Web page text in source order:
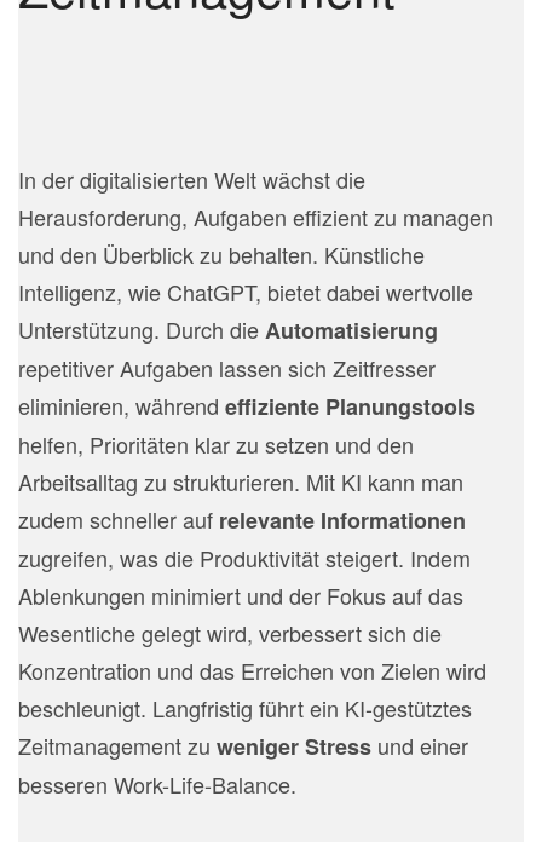
In der digitalisierten Welt wächst die
Herausforderung, Aufgaben effizient zu managen
und den Überblick zu behalten. Künstliche
Intelligenz, wie ChatGPT, bietet dabei wertvolle
Unterstützung. Durch dieAutomatisierung
repetitiver Aufgaben lassen sich Zeitfresser
eliminieren, während effiziente Planungstools
helfen, Prioritäten klar zu setzen und den
Arbeitsalltag zu strukturieren. Mit KI kann man
zudem schneller auf relevante Informationen
zugreifen, was die Produktivität steigert. Indem
Ablenkungen minimiert und der Fokus auf das
Wesentliche gelegt wird, verbessert sich die
Konzentration und das Erreichen von Zielen wird
beschleunigt. Langfristig führt ein KI-gestütztes
Zeitmanagement zu weniger Stress und einer
besseren Work-Life-Balance.